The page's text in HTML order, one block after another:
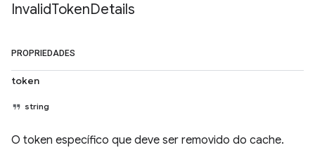
InvalidTokenDetails
PROPRIEDADES
token
string
O token específico que deve ser removido do cache.